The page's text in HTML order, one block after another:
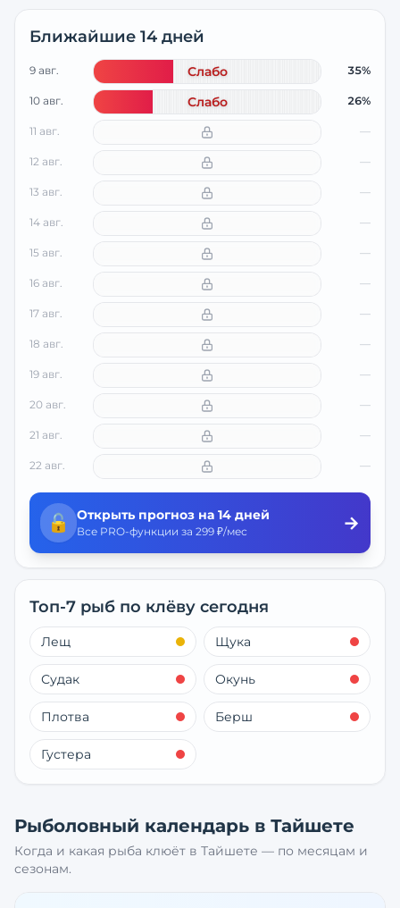
Ближайшие 14 дней
9 авг. Слабо 35%
10 авг. Слабо 26%
11 авг. —
12 авг. —
13 авг. —
14 авг. —
15 авг. —
16 авг. —
17 авг. —
18 авг. —
19 авг. —
20 авг. —
21 авг. —
22 авг. —
🔓 Открыть прогноз на 14 дней
Все PRO-функции за 299 ₽/мес →
Топ-7 рыб по клёву сегодня
Лещ Щука
Судак Окунь
Плотва Берш
Густера
Рыболовный календарь в Тайшете
Когда и какая рыба клюёт в Тайшете — по месяцам и
сезонам.